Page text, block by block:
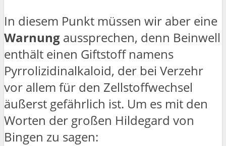
In diesem Punkt müssen wir aber eine
Warnung aussprechen, denn Beinwell
enthält einen Giftstoff namens
Pyrrolizidinalkaloid, der bei Verzehr
vor allem für den Zellstoffwechsel
äußerst gefährlich ist. Um es mit den
Worten der großen Hildegard von
Bingen zu sagen: